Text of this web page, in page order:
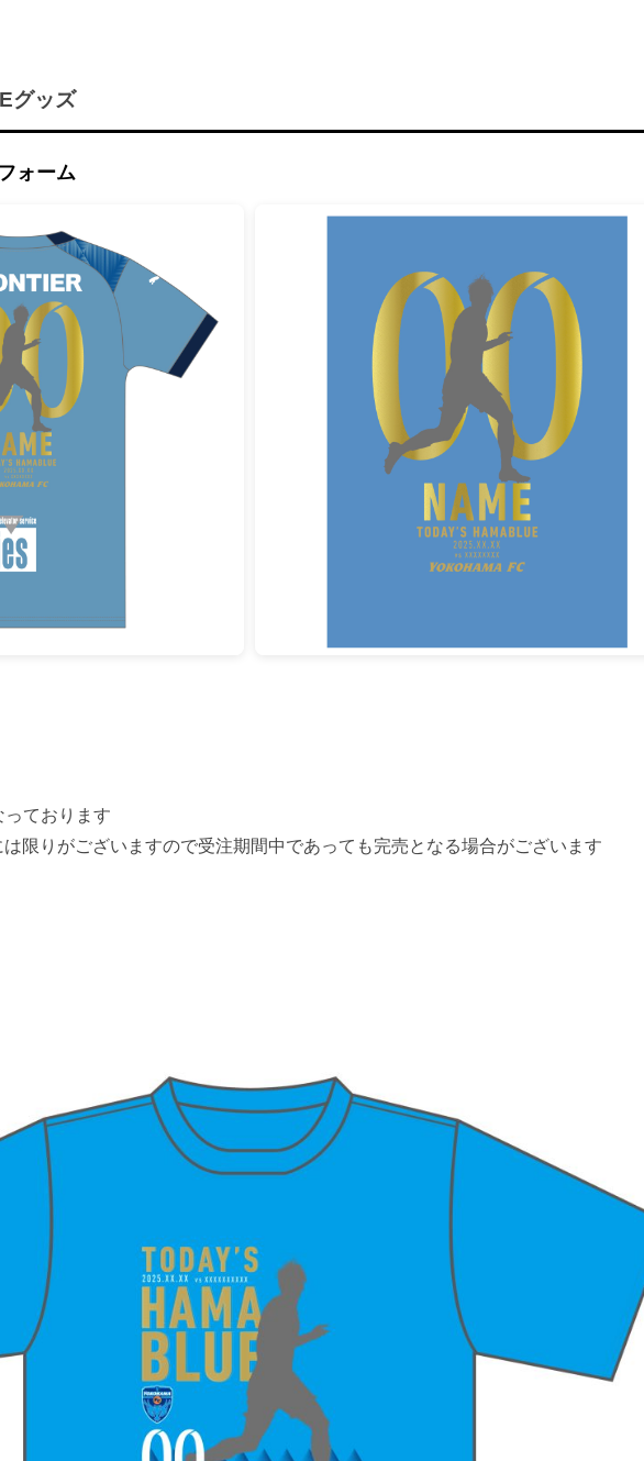
グッズ
ォーム
ております
限りがございますので受注期間中であっても完売となる場合がございます